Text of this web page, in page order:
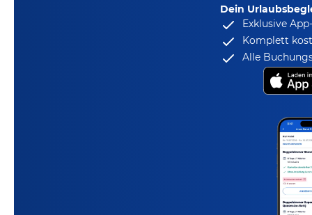
Dein
Exklusive
Komplett
Alle